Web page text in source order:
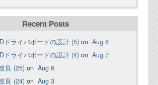
Recent Posts
ドライバボードの設計 (5) on Aug 8
ドライバボードの設計 (4) on Aug 7
良 (25) on Aug 6
良 (24) on Aug 3